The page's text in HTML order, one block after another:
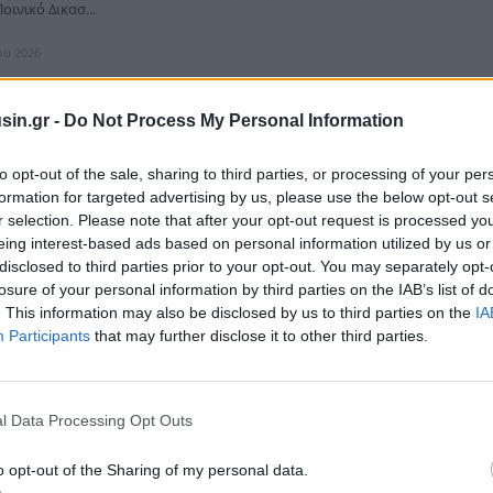
- Do Not Process My Personal Information
opt-out of the sale, sharing to third parties, or processing of your
for targeted advertising by us, please use the below opt-out
selection. Please note that after your opt-out request is processed
interest-based ads based on personal information utilized by us
to third parties prior to your opt-out. You may separately
of your personal information by third parties on the IAB’s list of
This information may also be disclosed by us to third parties on the
Participants that may further disclose it to other third parties.
Data Processing Opt Outs
opt-out of the Sharing of my personal data.
Δικασ...
2026
Ζημιές 19,6 δισ. δολαρίων και 5.398 νεκροί από
σεισμούς
δολάρια υπολογίζεται το συνολικό κόστος των καταστροφών
οι δύο ισχυροί σεισμοί στη Βενεζουέλα, σύμφωνα με την έκθεση που
Παγκ...
2026
Περισσότεροι από 5.340 οι νεκροί από το διπλό
που έχασαν τη ζωή τους εξαιτίας του διπλού καταστροφικού